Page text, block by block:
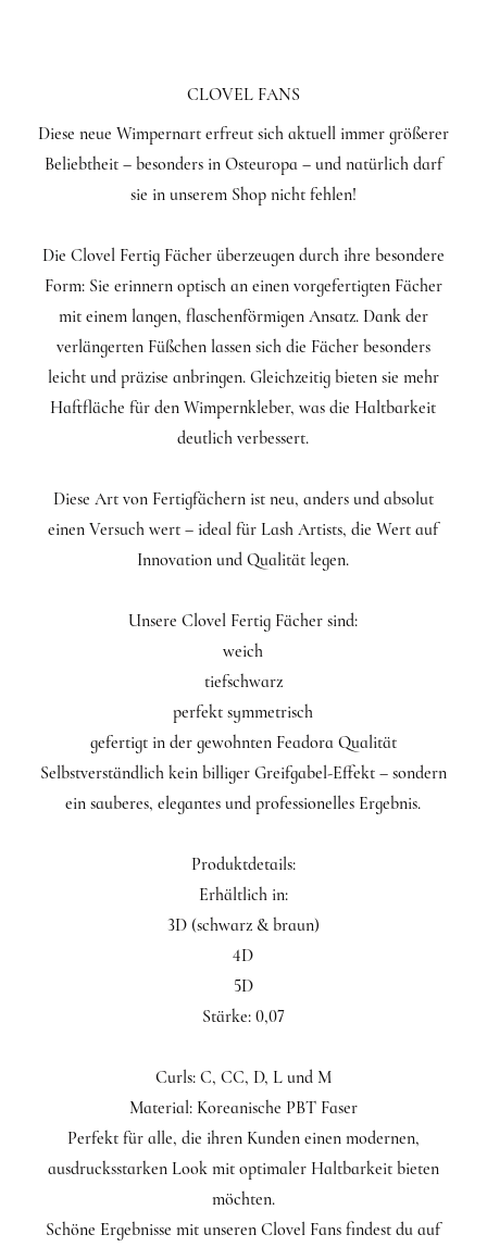
CLOVEL FANS
Diese neue Wimpernart erfreut sich aktuell immer größerer
Beliebtheit – besonders in Osteuropa – und natürlich darf
sie in unserem Shop nicht fehlen!
Die Clovel Fertig Fächer überzeugen durch ihre besondere
Form: Sie erinnern optisch an einen vorgefertigten Fächer
mit einem langen, flaschenförmigen Ansatz. Dank der
verlängerten Füßchen lassen sich die Fächer besonders
leicht und präzise anbringen. Gleichzeitig bieten sie mehr
Haftfläche für den Wimpernkleber, was die Haltbarkeit
deutlich verbessert.
Diese Art von Fertigfächern ist neu, anders und absolut
einen Versuch wert – ideal für Lash Artists, die Wert auf
Innovation und Qualität legen.
Unsere Clovel Fertig Fächer sind:
weich
tiefschwarz
perfekt symmetrisch
gefertigt in der gewohnten Feadora Qualität
Selbstverständlich kein billiger Greifgabel-Effekt – sondern
ein sauberes, elegantes und professionelles Ergebnis.
Produktdetails:
Erhältlich in:
3D (schwarz & braun)
4D
5D
Stärke: 0,07
Curls: C, CC, D, L und M
Material: Koreanische PBT Faser
Perfekt für alle, die ihren Kunden einen modernen,
ausdrucksstarken Look mit optimaler Haltbarkeit bieten
möchten.
Schöne Ergebnisse mit unseren Clovel Fans findest du auf